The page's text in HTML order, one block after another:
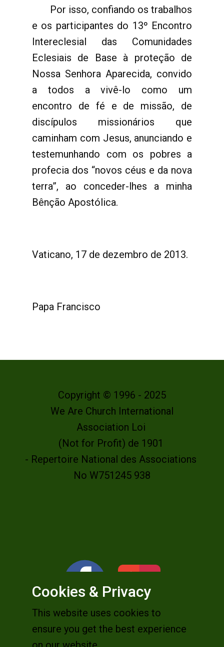
Por isso, confiando os trabalhos
e os participantes do 13º Encontro
Intereclesial das Comunidades
Eclesiais de Base à proteção de
Nossa Senhora Aparecida, convido
a todos a vivê-lo como um
encontro de fé e de missão, de
discípulos missionários que
caminham com Jesus, anunciando e
testemunhando com os pobres a
profecia dos “novos céus e da nova
terra”, ao conceder-lhes a minha
Bênção Apostólica.
Vaticano, 17 de dezembro de 2013.
Papa Francisco
Copyright © 1996 - 2025
We Are Church International
Association Loi
(Not for Profit) de 1901
- Repertoire National des Associations
No W751245 938
Cookies & Privacy
This website uses cookies to
ensure you get the best experience